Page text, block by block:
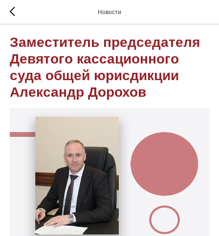
Новости
Заместитель председателя
Девятого кассационного
суда общей юрисдикции
Александр Дорохов